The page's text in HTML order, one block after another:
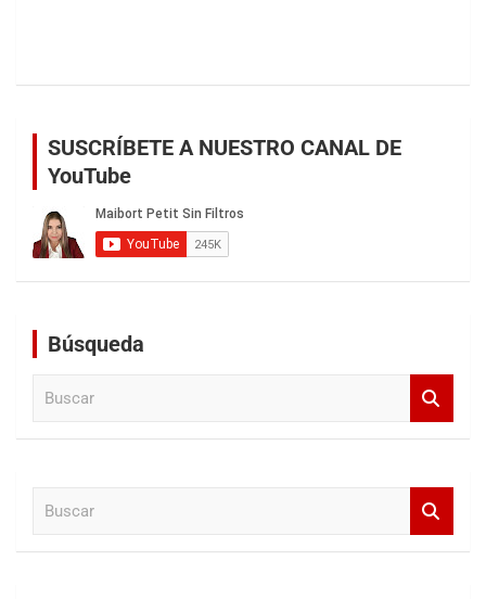
SUSCRÍBETE A NUESTRO CANAL DE
YouTube
Búsqueda